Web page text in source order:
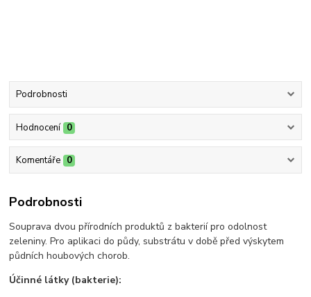
Podrobnosti
Hodnocení 0
Komentáře 0
Podrobnosti
Souprava dvou přírodních produktů z bakterií pro odolnost
zeleniny. Pro aplikaci do půdy, substrátu v době před výskytem
půdních houbových chorob.
Účinné látky (bakterie):